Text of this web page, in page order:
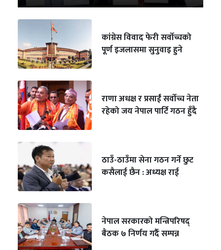
कांग्रेस विवाद फेरी सर्वोच्चको
पूर्ण इजलासमा सुनुवाइ हुने
राणा अधक्ष र प्रसाईं सर्वोच्च नेता
रहेको जय नेपाल पार्टि गठन हुँदै
ठाउँ-ठाउँमा सेना गठन गर्ने छुट
कसैलाई छैन : अध्यक्ष राई
नेपाल सरकारको मन्त्रिपरिषद्
बैठक ७ निर्णय गर्दै सम्पन्न